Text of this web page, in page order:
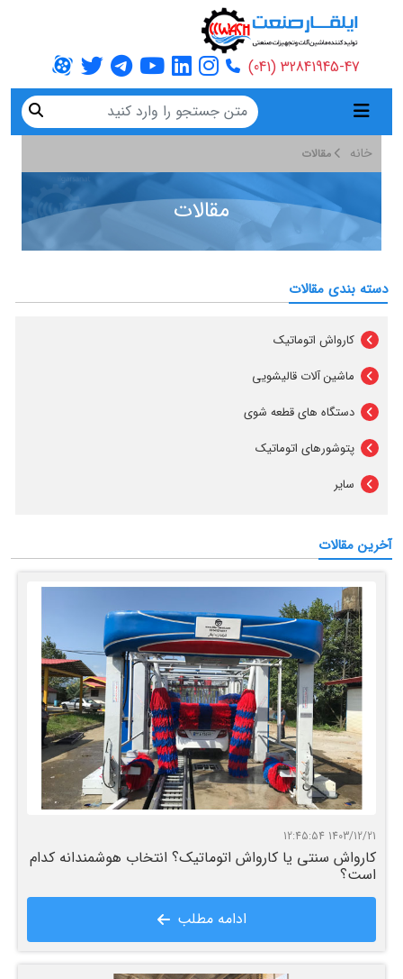
32841945-47 (041)
خانه مقالات
مقالات
دسته بندی مقالات
کارواش اتوماتیک
ماشین آلات قالیشویی
دستگاه های قطعه شوی
پتوشورهای اتوماتیک
سایر
آخرین مقالات
1403/12/21 12:45:54
کارواش سنتی یا کارواش اتوماتیک؟ انتخاب هوشمندانه کدام
است؟
ادامه مطلب